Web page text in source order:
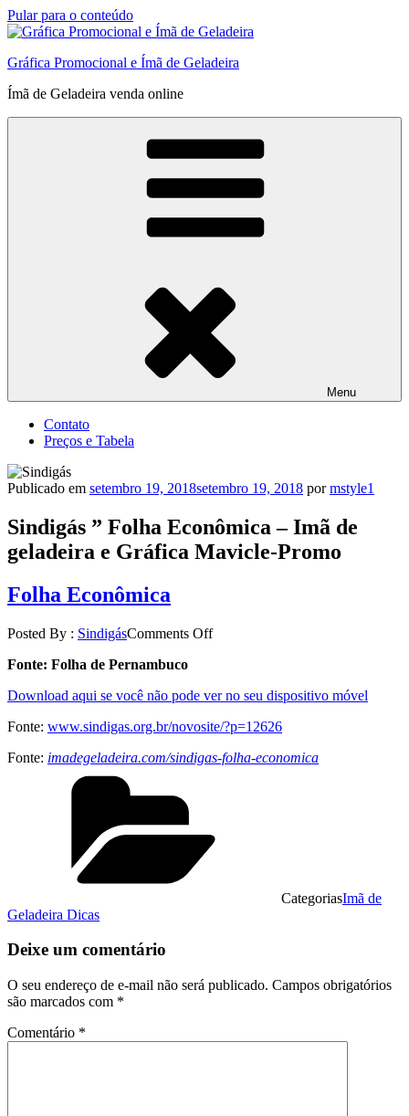
Pular para o conteúdo
Gráfica Promocional e Ímã de Geladeira
Ímã de Geladeira venda online
Menu
Contato
Preços e Tabela
Publicado em setembro 19, 2018setembro 19, 2018 pormstyle1
Sindigás ” Folha Econômica – Imã de
geladeira e Gráfica Mavicle-Promo
Folha Econômica
Posted By : SindigásComments Off
Fonte: Folha de Pernambuco
Download aqui se você não pode ver no seu dispositivo móvel
Fonte: www.sindigas.org.br/novosite/?p=12626
Fonte: imadegeladeira.com/sindigas-folha-economica
CategoriasImã de
Geladeira Dicas
Deixe um comentário
O seu endereço de e-mail não será publicado. Campos obrigatórios
são marcados com *
Comentário *